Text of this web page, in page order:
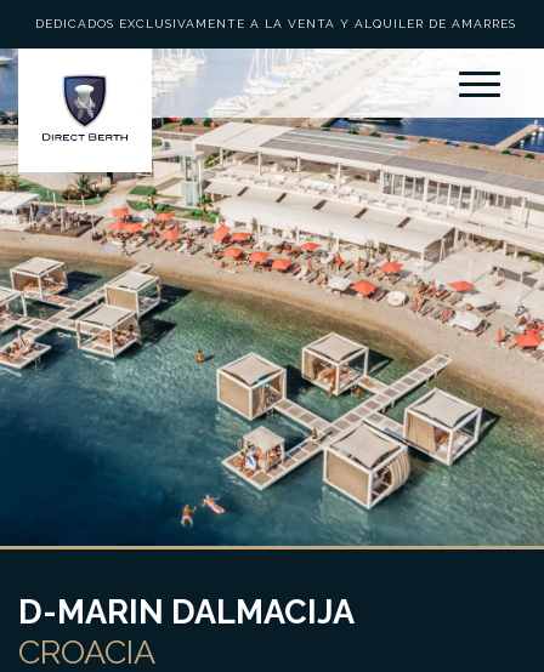
DEDICADOS EXCLUSIVAMENTE A LA VENTA Y ALQUILER DE AMARRES
D-MARIN DALMACIJA
CROACIA